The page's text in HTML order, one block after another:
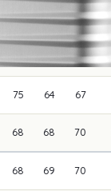
75 64 67
68 68 70
68 69 70